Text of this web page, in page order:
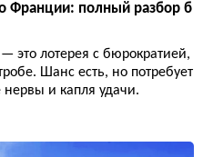
Франции: полный разбор б
это лотерея с бюрократией,
Шанс есть, но потребует
нервы и капля удачи.